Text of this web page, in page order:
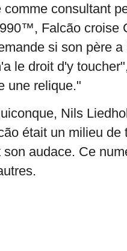
comme consultant
Falcão croise
si son père
le droit d'y
une relique."
Nils
était un milieu
audace. Ce